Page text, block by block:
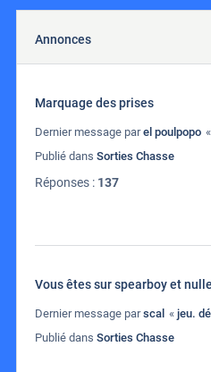
Annonces
Marquage des prises
Dernier message parel poulpopo «
Publié dans Sorties Chasse
Réponses : 137
Vous êtes sur spearboy et
Dernier message parscal « jeu.
Publié dans Sorties Chasse